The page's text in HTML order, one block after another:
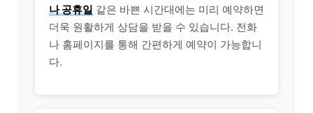
나 공휴일 같은 바쁜 시간대에는 미리 예약하면
더욱 원활하게 상담을 받을 수 있습니다. 전화
나 홈페이지를 통해 간편하게 예약이 가능합니
다.